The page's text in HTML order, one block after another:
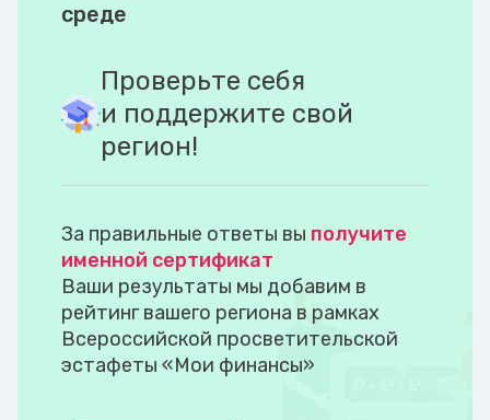
среде
Проверьте себя
и поддержите свой
регион!
За правильные ответы вы получите
именной сертификат
Ваши результаты мы добавим в
рейтинг вашего региона в рамках
Всероссийской просветительской
эстафеты «Мои финансы»